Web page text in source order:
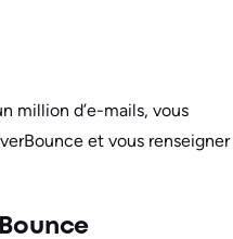
million d’e-mails, vous
et vous renseigner